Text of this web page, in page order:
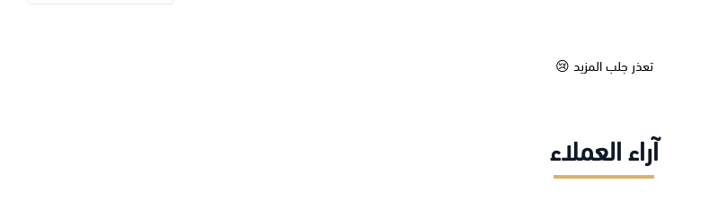
تعذر جلب المزيد 😢
آراء العملاء